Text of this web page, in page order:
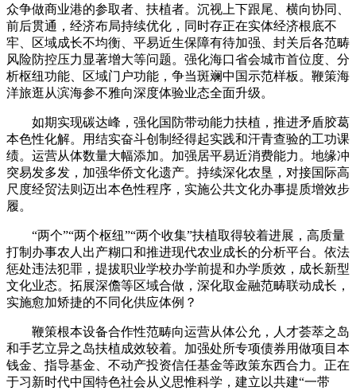
众争做商业港的参取者、扶植者。沉视上下跟尾、横向协同、
前后贯通，经济布局持续优化，同时存正在实体经济根底不
牢、区域成长不均衡、平易近生保障有待加强、封关后各范畴
风险防控压力显著增大等问题。强化海口省会城市首位度、分
析枢纽功能、区域门户功能，争当斑斓中国示范样板。鞭策海
洋旅逛从滨海参不雅向深度体验业态全面升级。
如期实现碳达峰，强化国防带动能力扶植，推进矛盾胶葛
本色性化解。用结实奋斗创制经得起实践和汗青查验的工功课
绩。运营从体数量大幅添加。加强居平易近消费能力。地缘冲
突易发多发，加强华侨文化遗产。持续深化农垦，对接国际高
尺度经贸法则迈出本色性程序，实施公共文化办事提质增效步
履。
“两个”“两个枢纽”“两个收集”扶植取得较着进展，高质量
打制办事农人出产糊口和推进现代农业成长的分析平台。依法
惩处违法犯罪，提拔职业学校办学前提和办学质效，成长新型
文化业态。拓展深儋等区域合做，深化取金融范畴联动成长，
实施愈加矫捷的不同化供应体例？
鞭策根本设备合作性范畴向运营从体公允，人才荟萃之岛
和手艺立异之岛扶植成效较着。加强处所专项债券用做项目本
钱金、指导基金、不动产投资信任基金等政策东西合力。正在
于习新时代中国特色社会从义思惟科学，建立以共建“一带